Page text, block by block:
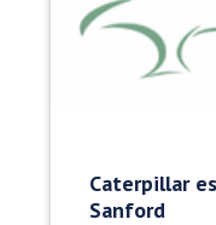
Caterpillar
Sanford